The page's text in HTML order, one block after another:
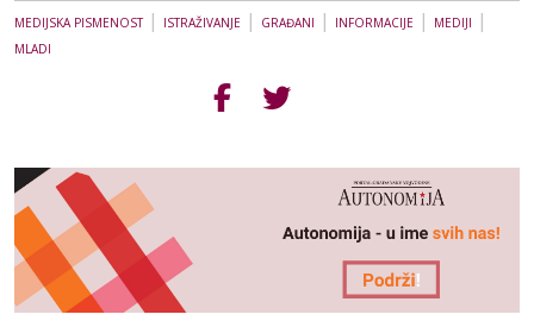
MEDIJSKA PISMENOST| ISTRAŽIVANJE | GRAĐANI | INFORMACIJE | MEDIJI |
MLADI